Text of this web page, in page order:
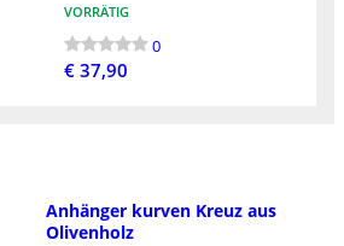
VORRÄTIG
0
€ 37,90
Anhänger kurven Kreuz aus
Olivenholz